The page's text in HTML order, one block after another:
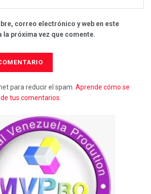
correo electrónico y web en este
la próxima vez que comente.
para reducir el spam. Aprende cómo se
tus comentarios.